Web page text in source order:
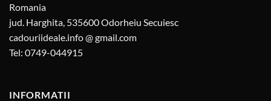
Romania
jud. Harghita, 535600 Odorheiu Secuiesc
cadouriideale.info @ gmail.com
Tel: 0749-044915
INFORMATII